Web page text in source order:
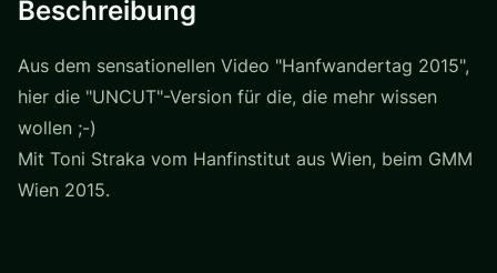
Beschreibung
Aus dem sensationellen Video "Hanfwandertag 2015",
hier die "UNCUT"-Version für die, die mehr wissen
wollen ;-)
Mit Toni Straka vom Hanfinstitut aus Wien, beim GMM
Wien 2015.